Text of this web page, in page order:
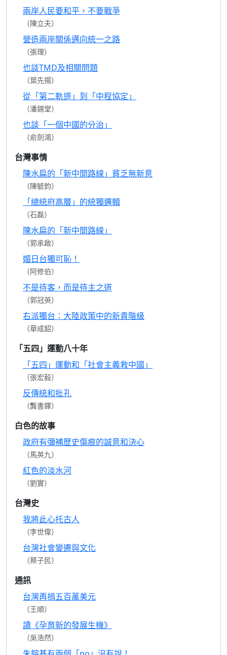
兩岸人民要和平，不要戰爭
（陳立夫）
營造兩岸關係邁向統一之路
（張理）
也談TMD及相關問題
（葉先揚）
從「第二軌道」到「中程協定」
（潘錫堂）
也談「一個中國的分治」
（俞劍鴻）
台灣事情
陳水扁的「新中間路線」貧乏無新意
（陳毓鈞）
「總統府高層」的統獨邏輯
（石磊）
陳水扁的「新中間路線」
（郭承啟）
媚日台獨可恥！
（阿修伯）
不是待客，而是待主之道
（郭冠英）
右派獨台：大陸政策中的新貴階級
（華成韶）
「五四」運動八十年
「五四」運動和「社會主義救中國」
（張宏毅）
反傳統和批孔
（龔書鐸）
白色的故事
政府有彌補歷史傷痕的誠意和決心
（馬英九）
紅色的淡水河
（劉實）
台灣史
我將此心托古人
（李世偉）
台灣社會變遷與文化
（蔡子民）
通訊
台灣再捐五百萬美元
（王順）
讀《孕育新的發展生機》
（吳浩然）